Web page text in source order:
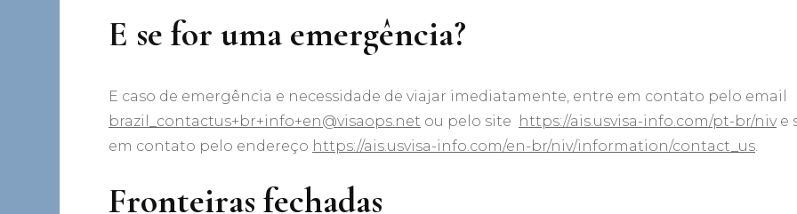
E se for uma emergência?
E caso de emergência e necessidade de viajar imediatamente, entre em contato pelo email
brazil_contactus+br+info+en@visaops.net ou pelo site https://ais.usvisa-info.com/pt-br/nive
em contato pelo endereço https://ais.usvisa-info.com/en-br/niv/information/contact_us.
Fronteiras fechadas